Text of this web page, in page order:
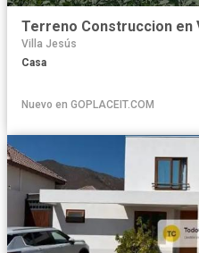
Villa Jesús
Casa
Nuevo en GOPLACEIT.COM